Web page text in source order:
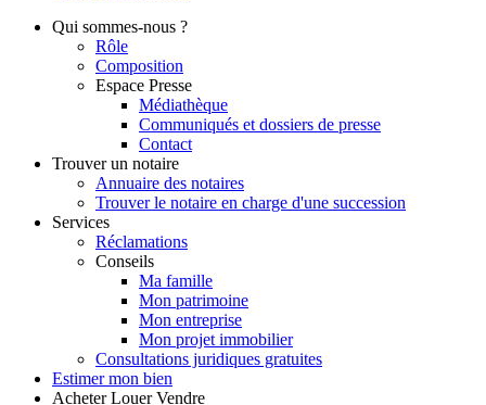
Qui sommes-nous ?
Rôle
Composition
Espace Presse
Médiathèque
Communiqués et dossiers de presse
Contact
Trouver un notaire
Annuaire des notaires
Trouver le notaire en charge d'une succession
Services
Réclamations
Conseils
Ma famille
Mon patrimoine
Mon entreprise
Mon projet immobilier
Consultations juridiques gratuites
Estimer mon bien
Acheter Louer Vendre